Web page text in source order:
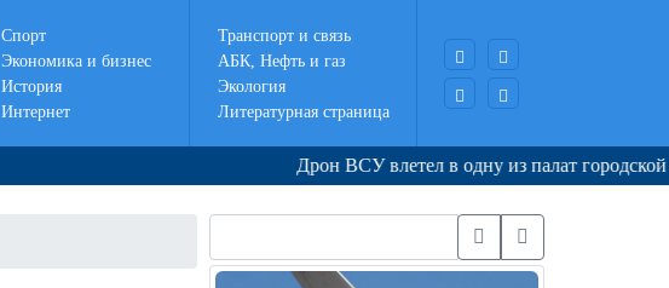
Спорт
Экономика и бизнес
История
Интернет
Транспорт и связь
АБК, Нефть и газ
Экология
Литературная страница
Дрон ВСУ влетел в одну из палат городской